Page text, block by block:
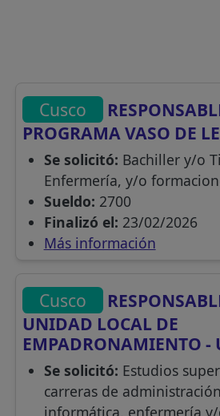
Cusco
PROGRAMA VASO DE
Se solicitó: Bachiller y/o
Enfermería, y/o
Sueldo: 2700
Finalizó el: 23/02/2026
Más información
Cusco
UNIDAD LOCAL DE
EMPADRONAMIENTO -
Se solicitó: Estudios
carreras de